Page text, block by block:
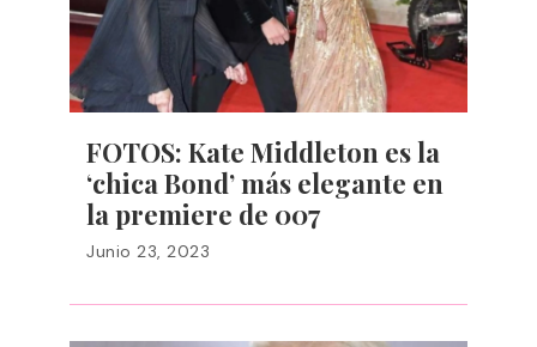
FOTOS: Kate Middleton es la
‘chica Bond’ más elegante en
la premiere de 007
Junio 23, 2023